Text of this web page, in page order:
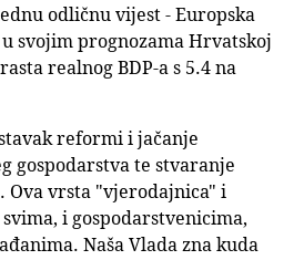
odličnu vijest - Europska
svojim prognozama Hrvatskoj
realnog BDP-a s 5.4 na
reformi i jačanje
gospodarstva te stvaranje
Ova vrsta "vjerodajnica" i
i gospodarstvenicima,
Naša Vlada zna kuda